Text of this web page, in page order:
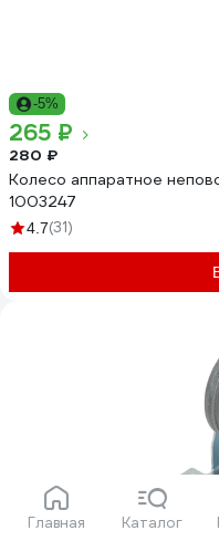
Главная Каталог
-5%
265 ₽
280 ₽
Колесо аппаратное
1003247
4.7(31)
-16%
155 ₽